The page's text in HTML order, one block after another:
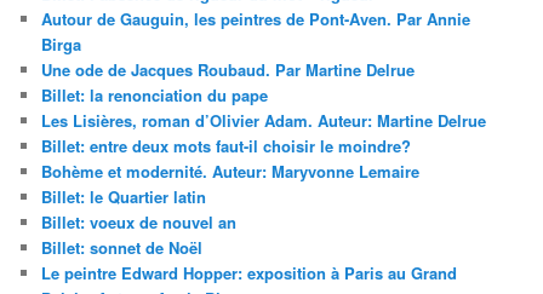
Autour de Gauguin, les peintres de Pont-Aven. Par Annie
Birga
Une ode de Jacques Roubaud. Par Martine Delrue
Billet: la renonciation du pape
Les Lisières, roman d’Olivier Adam. Auteur: Martine Delrue
Billet: entre deux mots faut-il choisir le moindre?
Bohème et modernité. Auteur: Maryvonne Lemaire
Billet: le Quartier latin
Billet: voeux de nouvel an
Billet: sonnet de Noël
Le peintre Edward Hopper: exposition à Paris au Grand